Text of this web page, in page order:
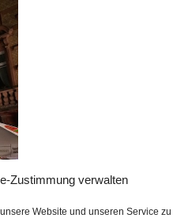
Zustimmung verwalten
Website und unseren Service zu